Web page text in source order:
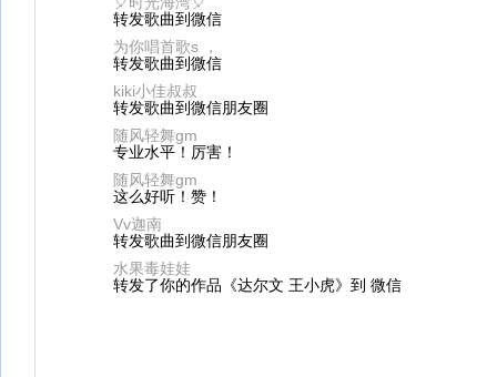
转发歌曲到微信
为你唱首歌s ，
转发歌曲到微信
kiki小佳叔叔
转发歌曲到微信朋友圈
随风轻舞gm
专业水平！厉害！
随风轻舞gm
这么好听！赞！
Vv迦南
转发歌曲到微信朋友圈
水果毒娃娃
转发了你的作品《达尔文 王小虎》到 微信